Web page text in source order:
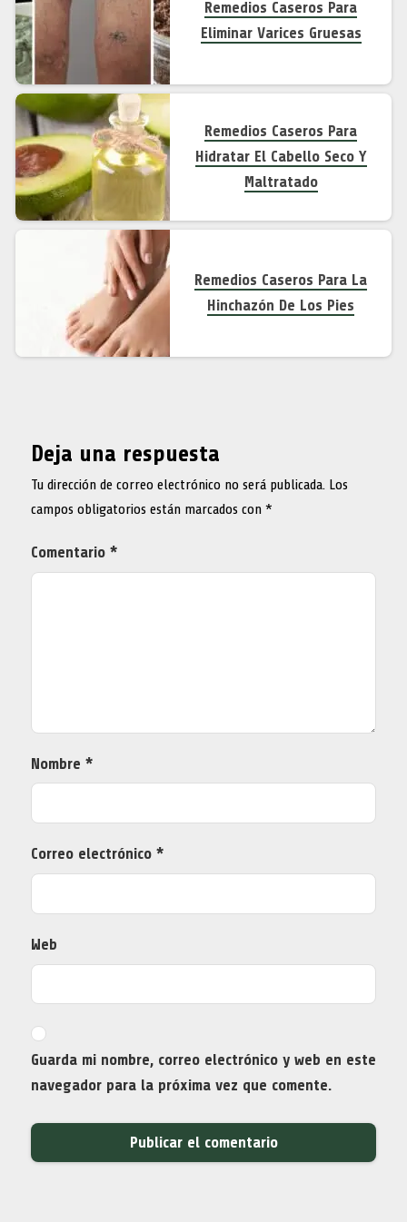
Remedios Caseros Para
Eliminar Varices Gruesas
Remedios Caseros Para
Hidratar El Cabello Seco Y
Maltratado
Remedios Caseros Para La
Hinchazón De Los Pies
Deja una respuesta
Tu dirección de correo electrónico no será publicada. Los
campos obligatorios están marcados con *
Comentario *
Nombre *
Correo electrónico *
Web
Guarda mi nombre, correo electrónico y web en este
navegador para la próxima vez que comente.